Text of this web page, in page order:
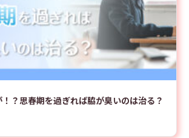
？思春期を過ぎれば脇が臭いのは治る？